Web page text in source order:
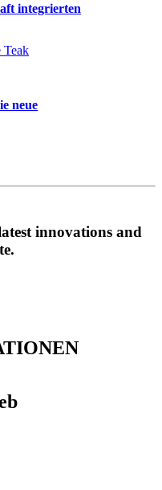
integrierten
neue
innovations and